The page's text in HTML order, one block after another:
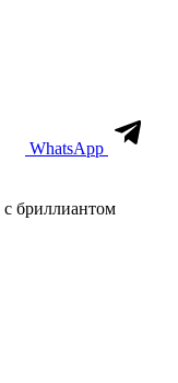
WhatsApp
с бриллиантом